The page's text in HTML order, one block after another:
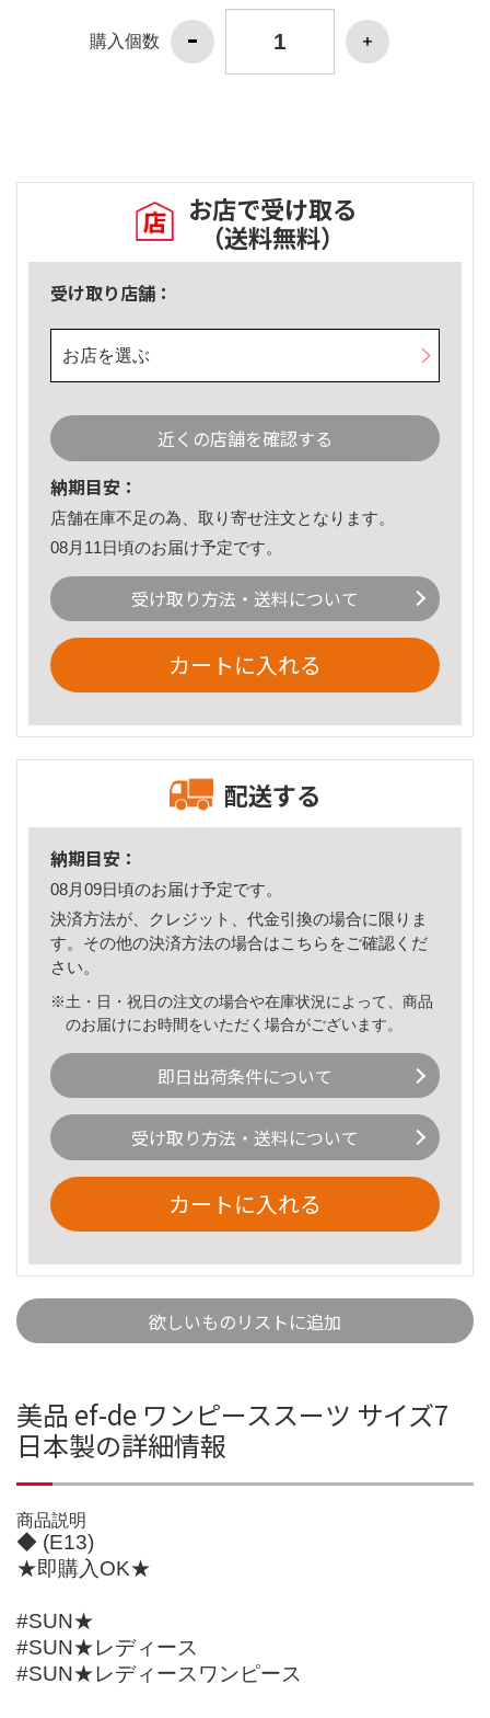
購入個数
お店で受け取る
（送料無料）
受け取り店舗：
お店を選ぶ
近くの店舗を確認する
納期目安：
店舗在庫不足の為、取り寄せ注文となります。
08月11日頃のお届け予定です。
受け取り方法・送料について
カートに入れる
配送する
納期目安：
08月09日頃のお届け予定です。
決済方法が、クレジット、代金引換の場合に限りま
す。その他の決済方法の場合はこちら をご確認くだ
さい。
※土・日・祝日の注文の場合や在庫状況によって、商品
のお届けにお時間をいただく場合がございます。
即日出荷条件について
受け取り方法・送料について
カートに入れる
欲しいものリストに追加
美品 ef-de ワンピーススーツ サイズ7
日本製の詳細情報
商品説明
◆ (E13)
★即購入OK★
#SUN★
#SUN★レディース
#SUN★レディースワンピース